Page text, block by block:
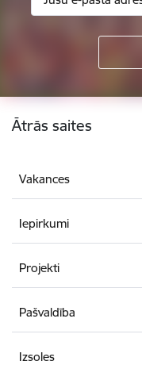
Kājene
Ātrās saites
Vakances
Iepirkumi
Projekti
Pašvaldība
Izsoles